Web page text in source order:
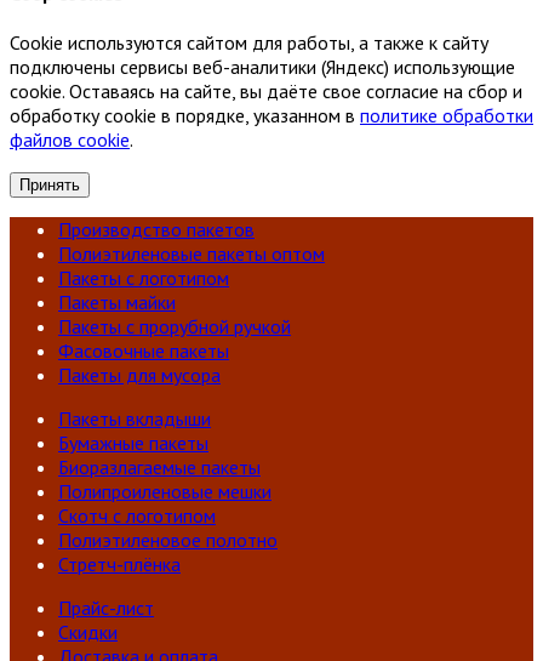
Cookie используются сайтом для работы, а также к сайту
подключены сервисы веб-аналитики (Яндекс) использующие
cookie. Оставаясь на сайте, вы даёте свое согласие на сбор и
обработку cookie в порядке, указанном в политике обработки
файлов cookie.
Принять
Производство пакетов
Полиэтиленовые пакеты оптом
Пакеты с логотипом
Пакеты майки
Пакеты с прорубной ручкой
Фасовочные пакеты
Пакеты для мусора
Пакеты вкладыши
Бумажные пакеты
Биоразлагаемые пакеты
Полипроиленовые мешки
Скотч с логотипом
Полиэтиленовое полотно
Стретч-плёнка
Прайс-лист
Скидки